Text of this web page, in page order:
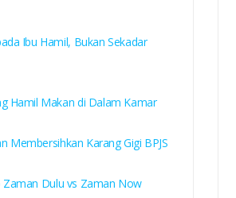
Ibu Hamil, Bukan Sekadar
Hamil Makan di Dalam Kamar
Membersihkan Karang Gigi BPJS
Zaman Dulu vs Zaman Now